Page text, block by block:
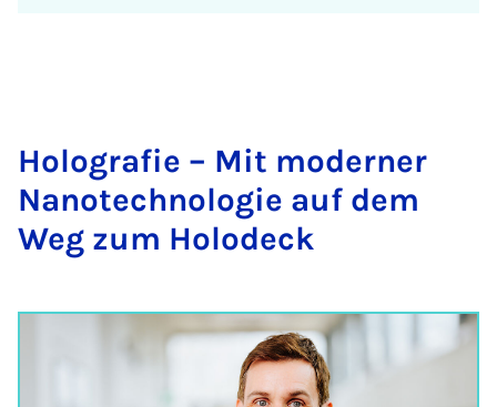
Ho­lo­gra­fie – Mit mo­der­ner
Na­no­tech­no­lo­gie auf dem
Weg zum Ho­lo­deck